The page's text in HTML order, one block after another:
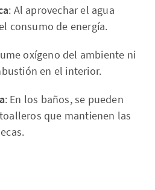
: Al aprovechar el agua
consumo de energía.
oxígeno del ambiente ni
en el interior.
: En los baños, se pueden
que mantienen las